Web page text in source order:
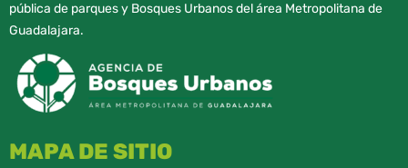
pública de parques y Bosques Urbanos del área Metropolitana de
Guadalajara.
MAPA DE SITIO